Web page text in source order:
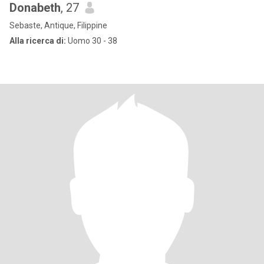
Donabeth, 27
Sebaste, Antique, Filippine
Alla ricerca di: Uomo 30 - 38